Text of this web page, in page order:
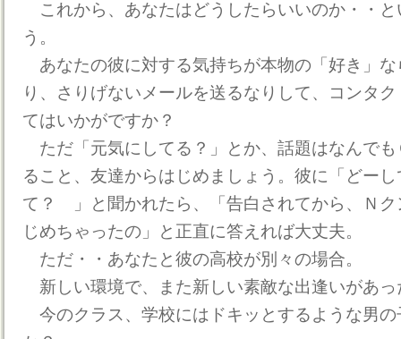
これから、あなたはどうしたらいいのか・・
う。
あなたの彼に対する気持ちが本物の「好き」
り、さりげないメールを送るなりして、コンタ
てはいかがですか？
ただ「元気にしてる？」とか、話題はなんで
ること、友達からはじめましょう。彼に「どー
て？ 」と聞かれたら、「告白されてから、Ｎク
じめちゃったの」と正直に答えれば大丈夫。
ただ・・あなたと彼の高校が別々の場合。
新しい環境で、また新しい素敵な出逢いがあっ
今のクラス、学校にはドキッとするような男の